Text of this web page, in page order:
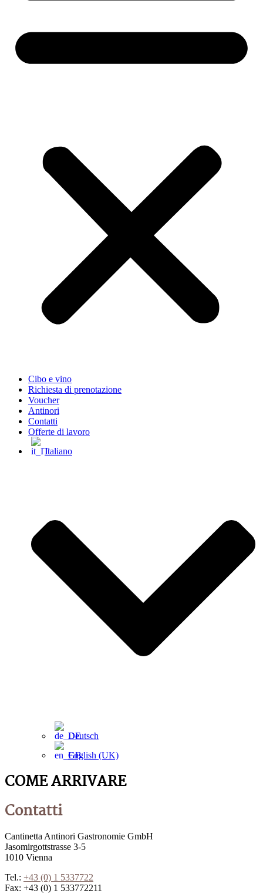
Cibo e vino
Richiesta di prenotazione
Voucher
Antinori
Contatti
Offerte di lavoro
Italiano
Deutsch
English (UK)
COME ARRIVARE
Contatti
Cantinetta Antinori Gastronomie GmbH
Jasomirgottstrasse 3-5
1010 Vienna
Tel.: +43 (0) 1 5337722
Fax: +43 (0) 1 533772211